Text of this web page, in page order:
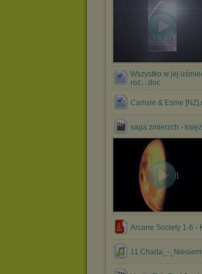
Wszystko w jej
roz....doc
Carlisle & Esme
saga zmierzch -
Arcane Society 1-6 -
11.Chada_-